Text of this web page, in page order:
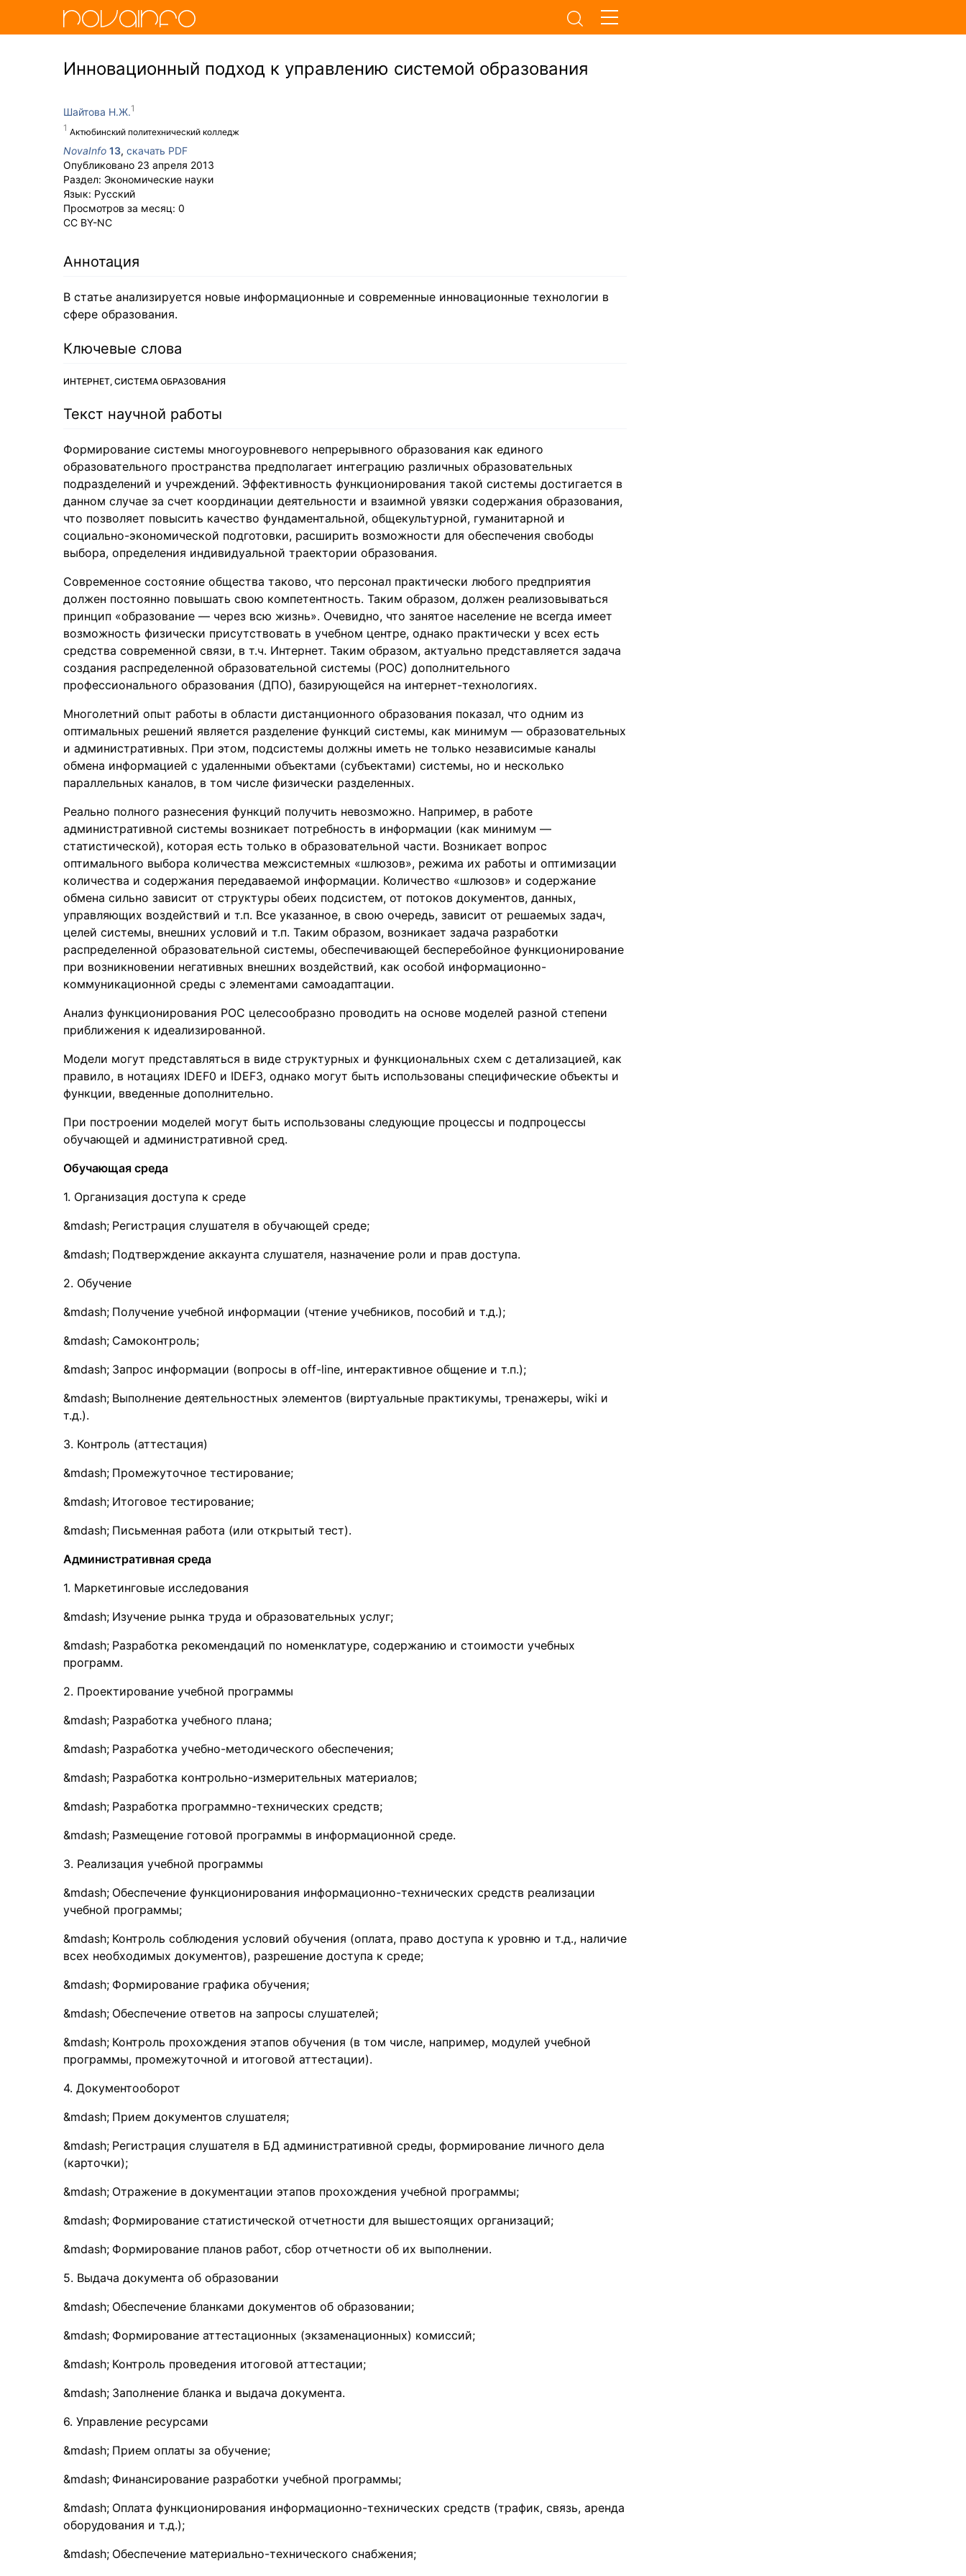
Инновационный подход к управлению системой образования
Шайтова Н.Ж.
Актюбинский политехнический колледж
NovaInfo 13, скачать PDF
Опубликовано 23 апреля 2013
Раздел: Экономические науки
Язык: Русский
Просмотров за месяц: 0
CC BY-NC
Аннотация
В статье анализируется новые информационные и современные инновационные технологии в
сфере образования.
Ключевые слова
ИНТЕРНЕТ, СИСТЕМА ОБРАЗОВАНИЯ
Текст научной работы
Формирование системы многоуровневого непрерывного образования как единого
образовательного пространства предполагает интеграцию различных образовательных
подразделений и учреждений. Эффективность функционирования такой системы достигается в
данном случае за счет координации деятельности и взаимной увязки содержания образования,
что позволяет повысить качество фундаментальной, общекультурной, гуманитарной и
социально-экономической подготовки, расширить возможности для обеспечения свободы
выбора, определения индивидуальной траектории образования.
Современное состояние общества таково, что персонал практически любого предприятия
должен постоянно повышать свою компетентность. Таким образом, должен реализовываться
принцип «образование — через всю жизнь». Очевидно, что занятое население не всегда имеет
возможность физически присутствовать в учебном центре, однако практически у всех есть
средства современной связи, в т.ч. Интернет. Таким образом, актуально представляется задача
создания распределенной образовательной системы (РОС) дополнительного
профессионального образования (ДПО), базирующейся на интернет-технологиях.
Многолетний опыт работы в области дистанционного образования показал, что одним из
оптимальных решений является разделение функций системы, как минимум — образовательных
и административных. При этом, подсистемы должны иметь не только независимые каналы
обмена информацией с удаленными объектами (субъектами) системы, но и несколько
параллельных каналов, в том числе физически разделенных.
Реально полного разнесения функций получить невозможно. Например, в работе
административной системы возникает потребность в информации (как минимум —
статистической), которая есть только в образовательной части. Возникает вопрос
оптимального выбора количества межсистемных «шлюзов», режима их работы и оптимизации
количества и содержания передаваемой информации. Количество «шлюзов» и содержание
обмена сильно зависит от структуры обеих подсистем, от потоков документов, данных,
управляющих воздействий и т.п. Все указанное, в свою очередь, зависит от решаемых задач,
целей системы, внешних условий и т.п. Таким образом, возникает задача разработки
распределенной образовательной системы, обеспечивающей бесперебойное функционирование
при возникновении негативных внешних воздействий, как особой информационно-
коммуникационной среды с элементами самоадаптации.
Анализ функционирования РОС целесообразно проводить на основе моделей разной степени
приближения к идеализированной.
Модели могут представляться в виде структурных и функциональных схем с детализацией, как
правило, в нотациях IDEF0 и IDEF3, однако могут быть использованы специфические объекты и
функции, введенные дополнительно.
При построении моделей могут быть использованы следующие процессы и подпроцессы
обучающей и административной сред.
Обучающая среда
1. Организация доступа к среде
Регистрация слушателя в обучающей среде;
Подтверждение аккаунта слушателя, назначение роли и прав доступа.
2. Обучение
Получение учебной информации (чтение учебников, пособий и т.д.);
Самоконтроль;
Запрос информации (вопросы в off-line, интерактивное общение и т.п.);
Выполнение деятельностных элементов (виртуальные практикумы, тренажеры, wiki и
т.д.).
3. Контроль (аттестация)
Промежуточное тестирование;
Итоговое тестирование;
Письменная работа (или открытый тест).
Административная среда
1. Маркетинговые исследования
Изучение рынка труда и образовательных услуг;
Разработка рекомендаций по номенклатуре, содержанию и стоимости учебных
программ.
2. Проектирование учебной программы
Разработка учебного плана;
Разработка учебно-методического обеспечения;
Разработка контрольно-измерительных материалов;
Разработка программно-технических средств;
Размещение готовой программы в информационной среде.
3. Реализация учебной программы
Обеспечение функционирования информационно-технических средств реализации
учебной программы;
Контроль соблюдения условий обучения (оплата, право доступа к уровню и т.д., наличие
всех необходимых документов), разрешение доступа к среде;
Формирование графика обучения;
Обеспечение ответов на запросы слушателей;
Контроль прохождения этапов обучения (в том числе, например, модулей учебной
программы, промежуточной и итоговой аттестации).
4. Документооборот
Прием документов слушателя;
Регистрация слушателя в БД административной среды, формирование личного дела
(карточки);
Отражение в документации этапов прохождения учебной программы;
Формирование статистической отчетности для вышестоящих организаций;
Формирование планов работ, сбор отчетности об их выполнении.
5. Выдача документа об образовании
Обеспечение бланками документов об образовании;
Формирование аттестационных (экзаменационных) комиссий;
Контроль проведения итоговой аттестации;
Заполнение бланка и выдача документа.
6. Управление ресурсами
Прием оплаты за обучение;
Финансирование разработки учебной программы;
Оплата функционирования информационно-технических средств (трафик, связь, аренда
оборудования и т.д.);
Обеспечение материально-технического снабжения;